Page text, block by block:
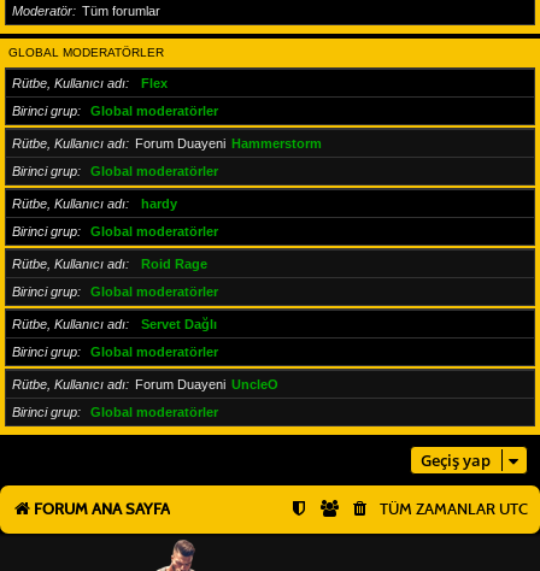
Moderatör
Tüm forumlar
GLOBAL MODERATÖRLER
Rütbe, Kullanıcı adı
Flex
Birinci grup
Global moderatörler
Rütbe, Kullanıcı adı Forum Duayeni Hammerstorm
Birinci grup
Global moderatörler
Rütbe, Kullanıcı adı
hardy
Birinci grup
Global moderatörler
Rütbe, Kullanıcı adı
Roid Rage
Birinci grup
Global moderatörler
Rütbe, Kullanıcı adı
Servet Dağlı
Birinci grup
Global moderatörler
Rütbe, Kullanıcı adı Forum Duayeni UncleO
Birinci grup
Global moderatörler
Geçiş yap
FORUM ANA SAYFA TÜM ZAMANLAR UTC